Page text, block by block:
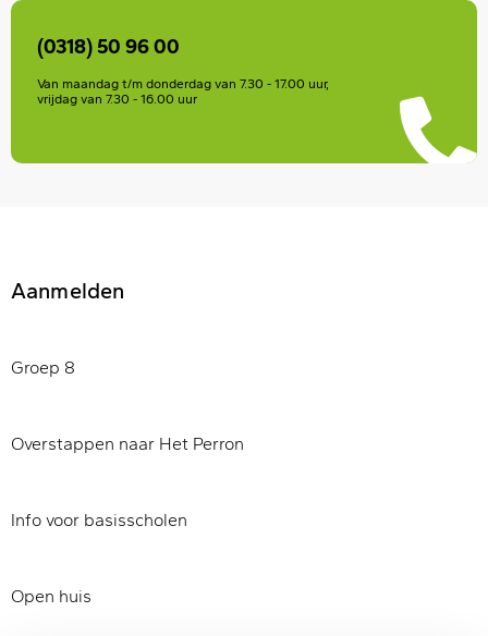
(0318) 50 96 00
Van maandag t/m donderdag van 7.30 - 17.00 uur,
vrijdag van 7.30 - 16.00 uur
Aanmelden
Groep 8
Overstappen naar Het Perron
Info voor basisscholen
Open huis